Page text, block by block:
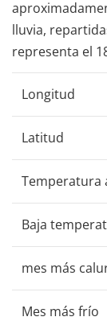
lluvia,
representa el
Longitud
Latitud
Temperatura
Baja
mes más
Mes más frío